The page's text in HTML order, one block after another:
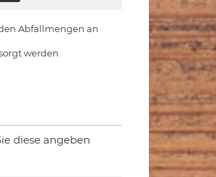
Abfallmengen an
werden
diese angeben